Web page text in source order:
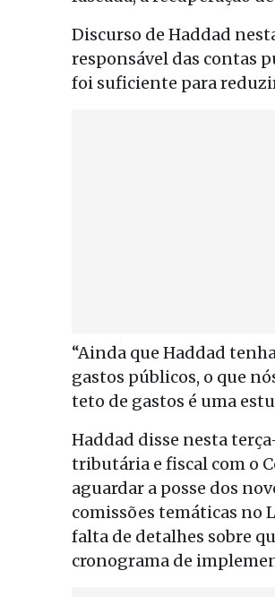
Discurso de Haddad
responsável das contas
foi suficiente para
“Ainda que Haddad
gastos públicos, o que
teto de gastos é uma
Haddad disse nesta
tributária e fiscal com o
aguardar a posse dos
comissões temáticas no
falta de detalhes sobre
cronograma de